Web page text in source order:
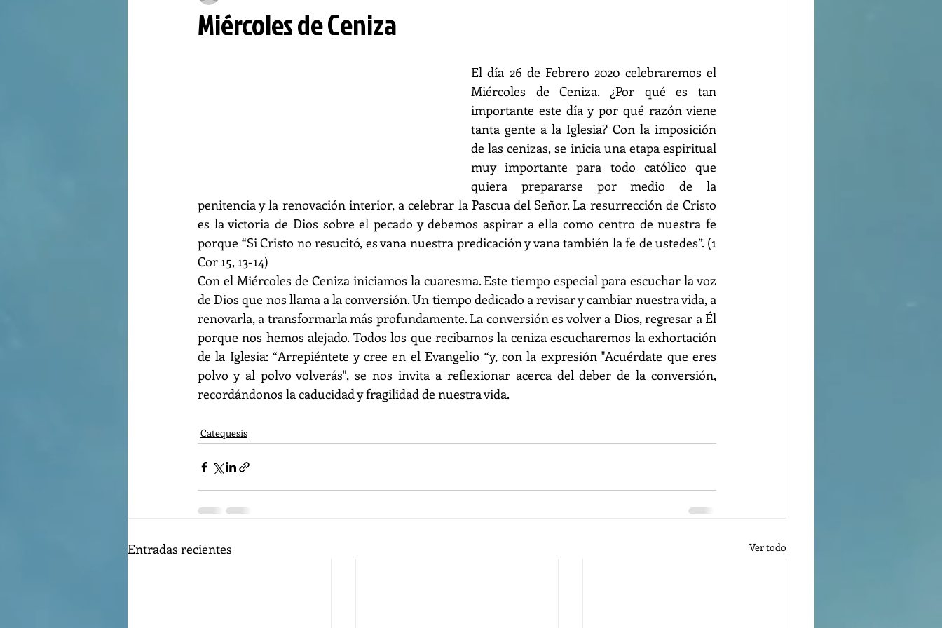
Miércoles de Ceniza
El día 26 de Febrero 2020 celebraremos el
Miércoles de Ceniza. ¿Por qué es tan
importante este día y por qué razón viene
tanta gente a la Iglesia? Con la imposición
de las cenizas, se inicia una etapa espiritual
muy importante para todo católico que
quiera prepararse por medio de la
penitencia y la renovación interior, a celebrar la Pascua del Señor. La resurrección de Cristo
es la victoria de Dios sobre el pecado y debemos aspirar a ella como centro de nuestra fe
porque “Si Cristo no resucitó, es vana nuestra predicación y vana también la fe de ustedes”. (1
Cor 15, 13-14)
Con el Miércoles de Ceniza iniciamos la cuaresma. Este tiempo especial para escuchar la voz
de Dios que nos llama a la conversión. Un tiempo dedicado a revisar y cambiar nuestra vida, a
renovarla, a transformarla más profundamente. La conversión es volver a Dios, regresar a Él
porque nos hemos alejado. Todos los que recibamos la ceniza escucharemos la exhortación
de la Iglesia: “Arrepiéntete y cree en el Evangelio “y, con la expresión "Acuérdate que eres
polvo y al polvo volverás", se nos invita a reflexionar acerca del deber de la conversión,
recordándonos la caducidad y fragilidad de nuestra vida.
Catequesis
Entradas recientes Ver todo